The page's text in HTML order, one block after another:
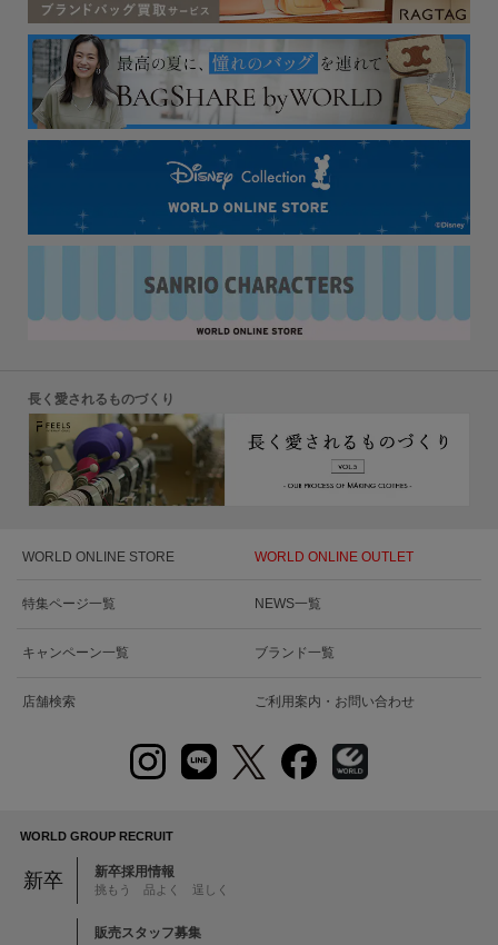
長く愛されるものづくり
WORLD ONLINE STORE WORLD ONLINE OUTLET
特集ページ一覧 NEWS一覧
キャンペーン一覧 ブランド一覧
店舗検索 ご利用案内・お問い合わせ
WORLD GROUP RECRUIT
新卒 新卒採用情報
挑もう 品よく 逞しく
販売スタッフ募集